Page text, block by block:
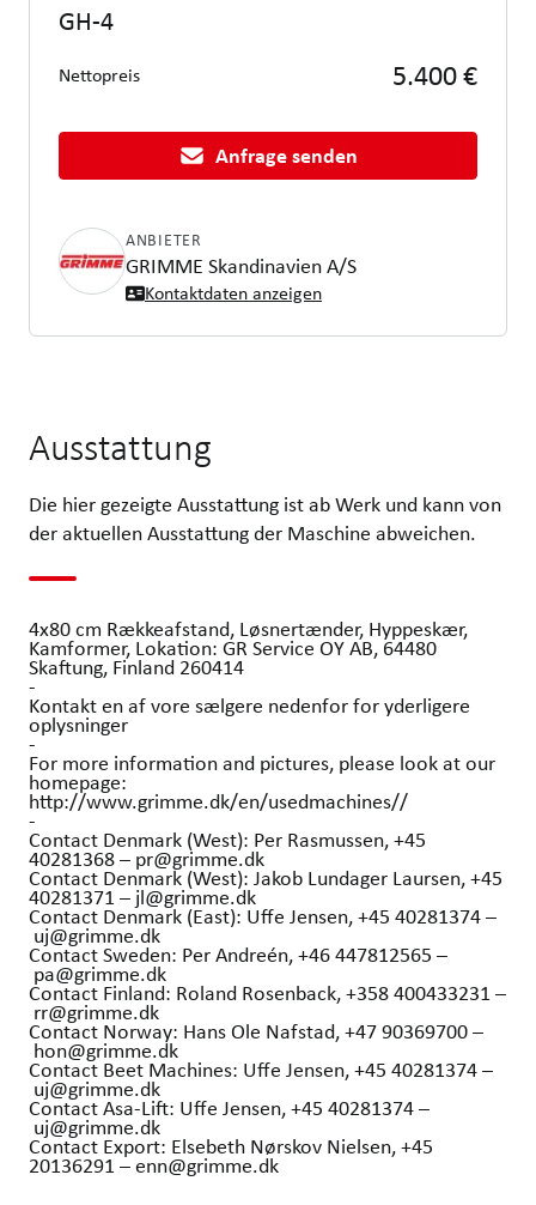
GH-4
Nettopreis 5.400 €
Anfrage senden
ANBIETER
GRIMME Skandinavien A/S
Kontaktdaten anzeigen
Ausstattung
Die hier gezeigte Ausstattung ist ab Werk und kann von
der aktuellen Ausstattung der Maschine abweichen.
4x80 cm Rækkeafstand, Løsnertænder, Hyppeskær,
Kamformer, Lokation: GR Service OY AB, 64480
Skaftung, Finland 260414
-
Kontakt en af vore sælgere nedenfor for yderligere
oplysninger
-
For more information and pictures, please look at our
homepage:
http://www.grimme.dk/en/usedmachines//
-
Contact Denmark (West): Per Rasmussen, +45
40281368 – pr@grimme.dk
Contact Denmark (West): Jakob Lundager Laursen, +45
40281371 – jl@grimme.dk
Contact Denmark (East): Uffe Jensen, +45 40281374 –
uj@grimme.dk
Contact Sweden: Per Andreén, +46 447812565 –
pa@grimme.dk
Contact Finland: Roland Rosenback, +358 400433231 –
rr@grimme.dk
Contact Norway: Hans Ole Nafstad, +47 90369700 –
hon@grimme.dk
Contact Beet Machines: Uffe Jensen, +45 40281374 –
uj@grimme.dk
Contact Asa-Lift: Uffe Jensen, +45 40281374 –
uj@grimme.dk
Contact Export: Elsebeth Nørskov Nielsen, +45
20136291 – enn@grimme.dk